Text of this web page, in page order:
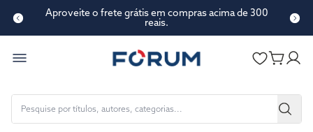
Aproveite o frete grátis em compras acima de 300
reais.